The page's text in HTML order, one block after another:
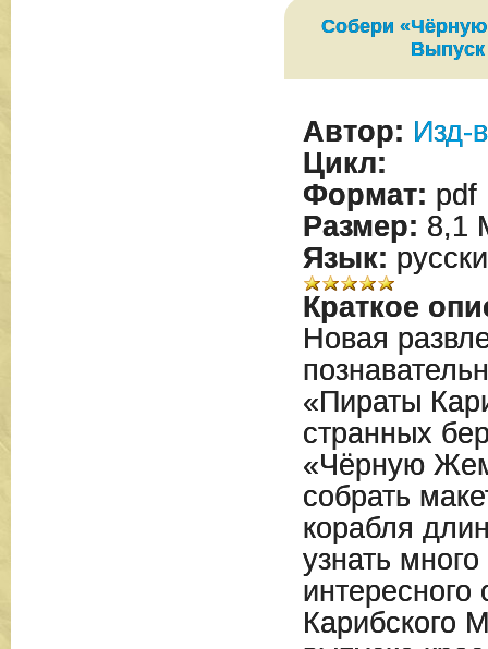
Собери
Автор: Изд-
Цикл:
Формат: pdf
Размер: 8,1
Язык:
Краткое
Новая
«Пираты
странных
«Чёрную
собрать
корабля
узнать
интересного
Карибского